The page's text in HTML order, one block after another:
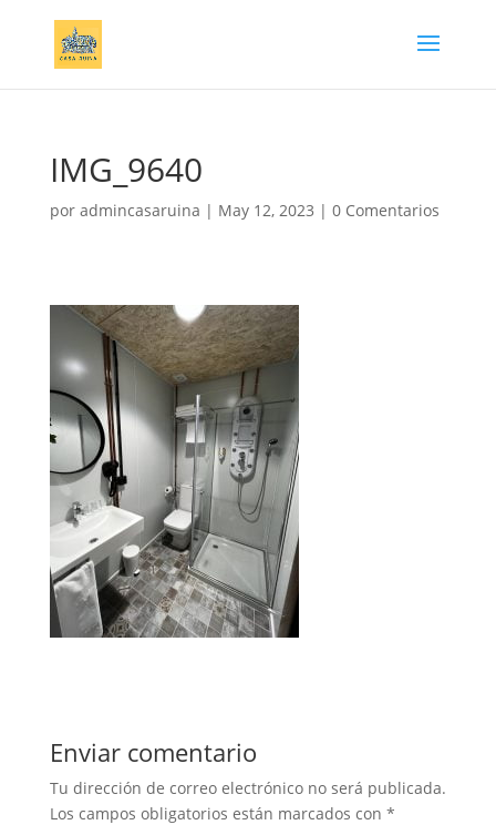
IMG_9640
por admincasaruina | May 12, 2023 | 0 Comentarios
Enviar comentario
Tu dirección de correo electrónico no será publicada.
Los campos obligatorios están marcados con *